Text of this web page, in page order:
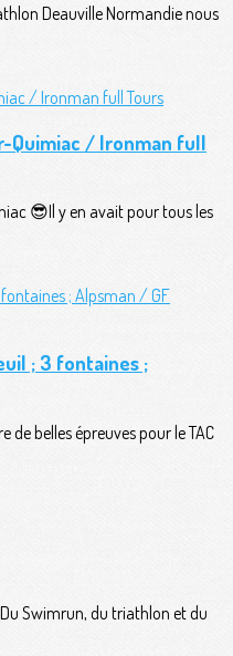
Deauville Normandie nous
Quimiac / Ironman full
😎Il y en avait pour tous les
; 3 fontaines ;
de belles épreuves pour le TAC
Swimrun, du triathlon et du